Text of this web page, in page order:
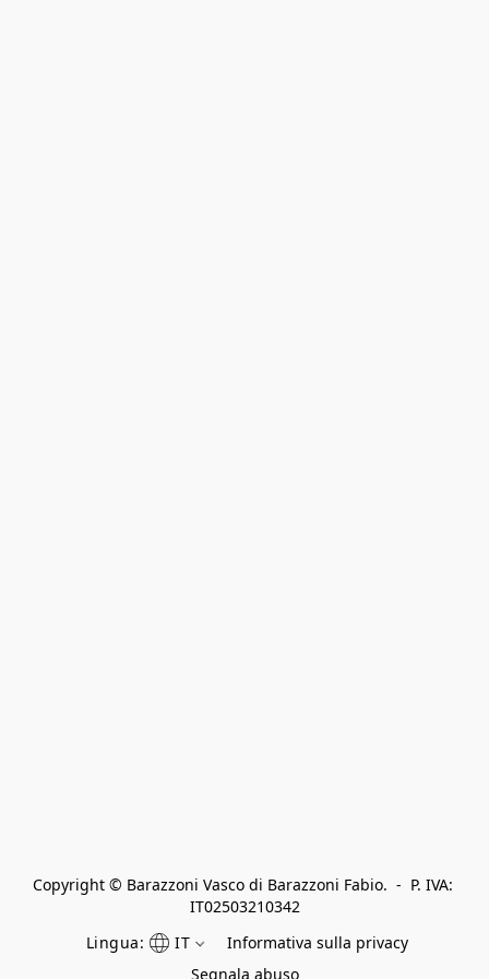
Copyright © Barazzoni Vasco di Barazzoni Fabio.  -  P. IVA:
IT02503210342
Lingua:
IT
Informativa sulla privacy
Segnala abuso